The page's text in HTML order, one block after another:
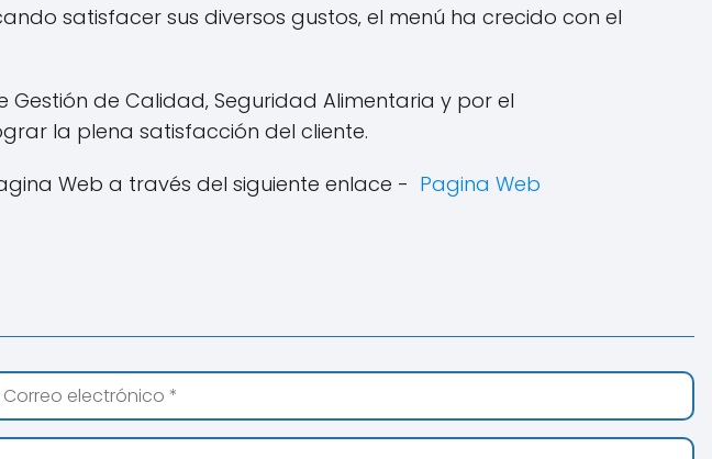
satisfacer sus diversos gustos‚ el menú ha crecido con el
de Calidad‚ Seguridad Alimentaria y por el
la plena satisfacción del cliente.
Web a través del siguiente enlace - Pagina Web